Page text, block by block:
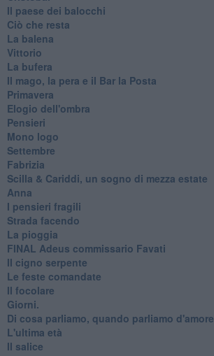
Il paese dei balocchi
Ciò che resta
La balena
Vittorio
La bufera
Il mago, la pera e il Bar la Posta
Primavera
Elogio dell'ombra
Pensieri
Mono logo
Settembre
Fabrizia
​Scilla & Cariddi, un sogno di mezza estate
Anna
I pensieri fragili
Strada facendo
La pioggia
FINAL Adeus commissario Favati
Il cigno serpente
Le feste comandate
Il focolare
Giorni.
Di cosa parliamo, quando parliamo d'amore
L'ultima età
Il salice